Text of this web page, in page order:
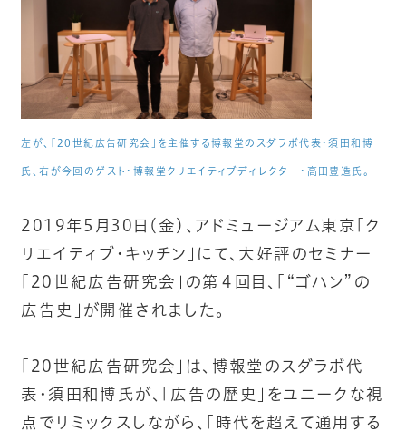
左が、「20世紀広告研究会」を主催する博報堂のスダラボ代表・須田和博
氏、右が今回のゲスト・博報堂クリエイティブディレクター・高田豊造氏。
2019年5月30日（金）、アドミュージアム東京「ク
リエイティブ・キッチン」にて、大好評のセミナー
「20世紀広告研究会」の第４回目、「“ゴハン”の
広告史」が開催されました。
「20世紀広告研究会」は、博報堂のスダラボ代
表・須田和博氏が、「広告の歴史」をユニークな視
点でリミックスしながら、「時代を超えて通用する